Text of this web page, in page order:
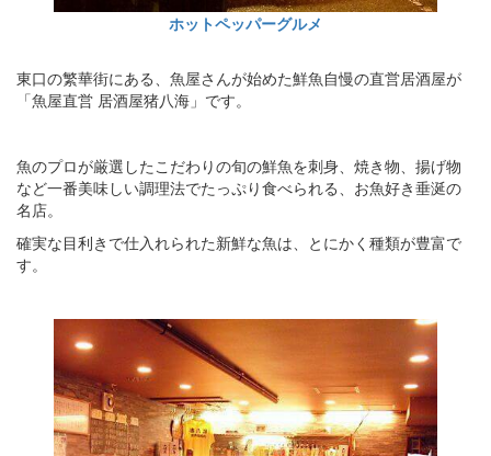
ホットペッパーグルメ
東口の繁華街にある、魚屋さんが始めた鮮魚自慢の直営居酒屋が
「魚屋直営 居酒屋猪八海」です。
魚のプロが厳選したこだわりの旬の鮮魚を刺身、焼き物、揚げ物
など一番美味しい調理法でたっぷり食べられる、お魚好き垂涎の
名店。
確実な目利きで仕入れられた新鮮な魚は、とにかく種類が豊富で
す。